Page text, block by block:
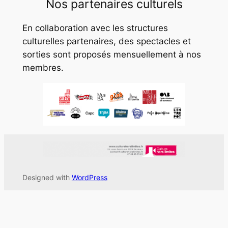
Nos partenaires culturels
En collaboration avec les structures
culturelles partenaires, des spectacles et
sorties sont proposés mensuellement à nos
membres.
Designed with WordPress